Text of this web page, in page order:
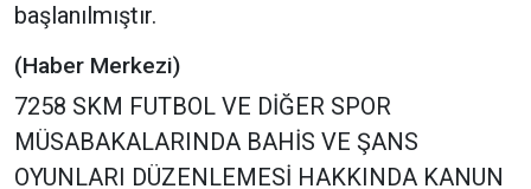
başlanılmıştır.
(Haber Merkezi)
7258 SKM FUTBOL VE DİĞER SPOR
MÜSABAKALARINDA BAHİS VE ŞANS
OYUNLARI DÜZENLEMESİ HAKKINDA KANUN